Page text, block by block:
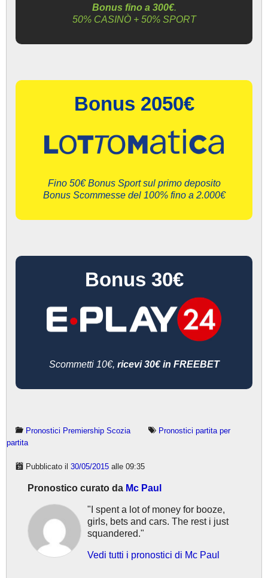
Bonus fino a 300€.
50% CASINÒ + 50% SPORT
Bonus 2050€
Fino 50€ Bonus Sport sul primo deposito
Bonus Scommesse del 100% fino a 2.000€
Bonus 30€
Scommetti 10€, ricevi 30€ in FREEBET
Pronostici Premiership Scozia
Pronostici partita per
partita
Pubblicato il 30/05/2015 alle 09:35
Pronostico curato da Mc Paul
"I spent a lot of money for booze,
girls, bets and cars. The rest i just
squandered."
Vedi tutti i pronostici di Mc Paul